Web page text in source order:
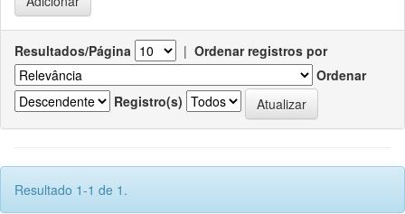
Resultados/Página | Ordenar registros por
Ordenar
Registro(s)
Resultado 1-1 de 1.